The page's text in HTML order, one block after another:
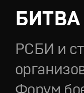
РСБИ и
Форум